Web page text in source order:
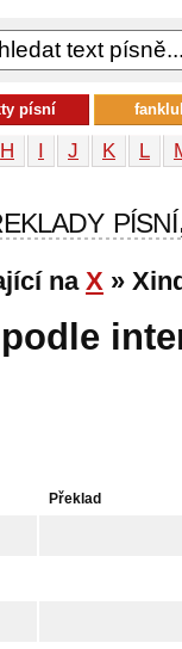
H I J K L
naX »
Překlad
písní